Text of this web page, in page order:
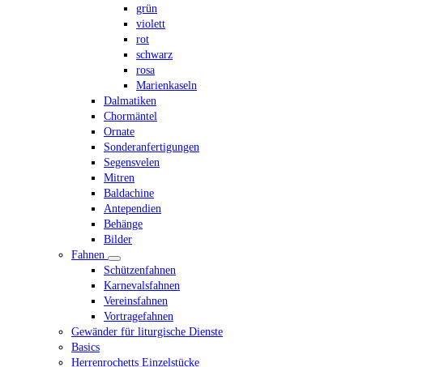
grün
violett
rot
schwarz
rosa
Marienkaseln
Dalmatiken
Chormäntel
Ornate
Sonderanfertigungen
Segensvelen
Mitren
Baldachine
Antependien
Behänge
Bilder
Fahnen
Schützenfahnen
Karnevalsfahnen
Vereinsfahnen
Vortragefahnen
Gewänder für liturgische Dienste
Basics
Herrenrochetts Einzelstücke